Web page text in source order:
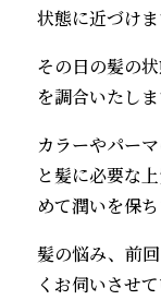
状態に近づけま
その日の髪の
を調合いたしま
カラーやパー
と髪に必要な
めて潤いを保ち
髪の悩み、前
くお伺いさせ